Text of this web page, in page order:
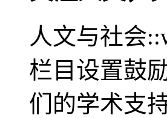
人文与社会
栏目设置鼓
们的学术支